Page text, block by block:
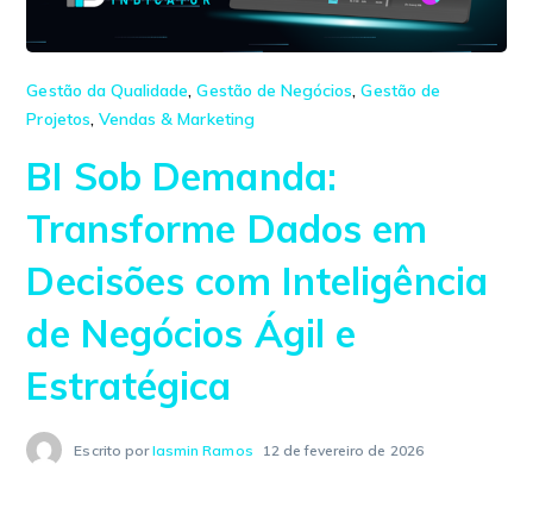
Gestão da Qualidade,Gestão de Negócios,Gestão de
Projetos, Vendas & Marketing
BI Sob Demanda:
Transforme Dados em
Decisões com Inteligência
de Negócios Ágil e
Estratégica
Escrito porIasmin Ramos 12 de fevereiro de 2026